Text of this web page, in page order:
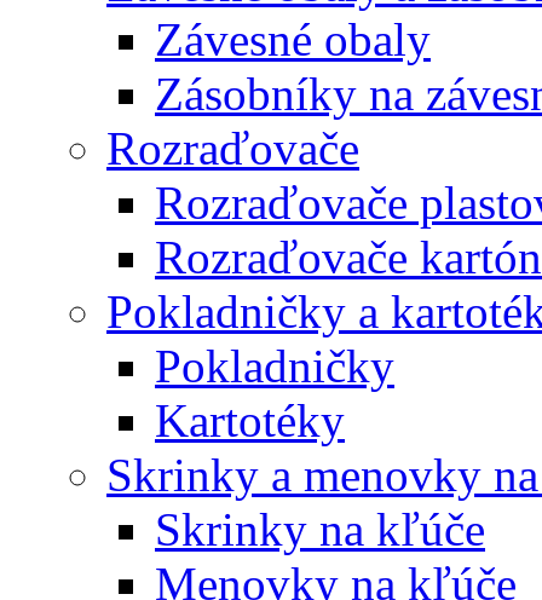
Závesné obaly
Zásobníky na
Rozraďovače
Rozraďovače
Rozraďovače
Pokladničky a
Pokladničky
Kartotéky
Skrinky a menovky
Skrinky na kľúče
Menovky na kľúče